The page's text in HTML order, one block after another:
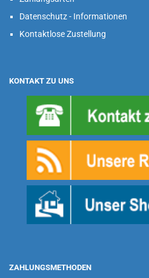
Datenschutz - Informationen
Kontaktlose Zustellung
KONTAKT ZU UNS
ZAHLUNGSMETHODEN